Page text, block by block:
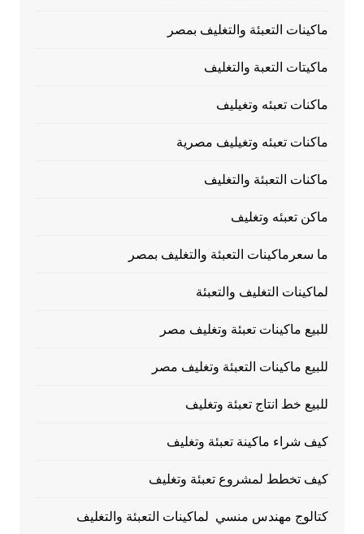
ماكينات التعبئة والتغليف بمصر
ماكيتات التعبة والتغليف
ماكنات تعبئه وتغيليف
ماكنات تعبئه وتغيليف مصرية
ماكنات التعبئة والتغليف
ماكن تعبئه وتغليف
ما سعرماكينات التعبئة والتغليف بمصر
لماكينات التغليف والتعبئة
للبيع ماكينات تعبئة وتغليف مصر
للبيع ماكينات التعبئة وتغليف مصر
للبيع خط انتاج تعبئة وتغليف
كيف شراء ماكينة تعبئة وتغليف
كيف تخطط لمشروع تعبئة وتغليف
كتالوج مهندس منسي لماكينات التعبئة والتغليف